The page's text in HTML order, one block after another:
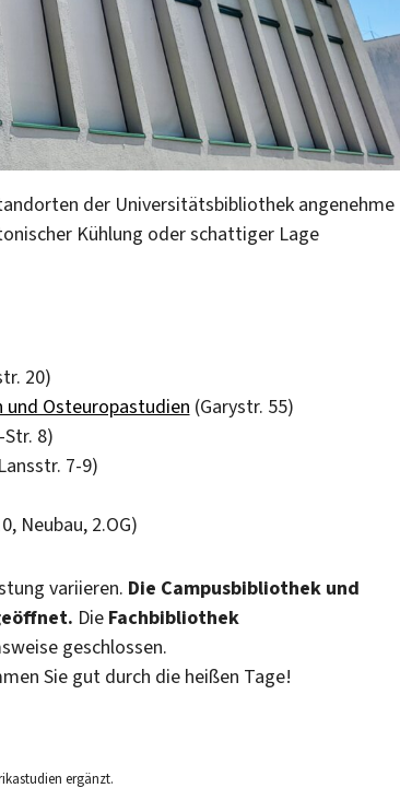
der Universitätsbibliothek angenehme
Kühlung oder schattiger Lage
20)
und Osteuropastudien (Garystr. 55)
8)
7-9)
Neubau, 2.OG)
variieren. Die Campusbibliothek und
Die Fachbibliothek
geschlossen.
Sie gut durch die heißen Tage!
ergänzt.